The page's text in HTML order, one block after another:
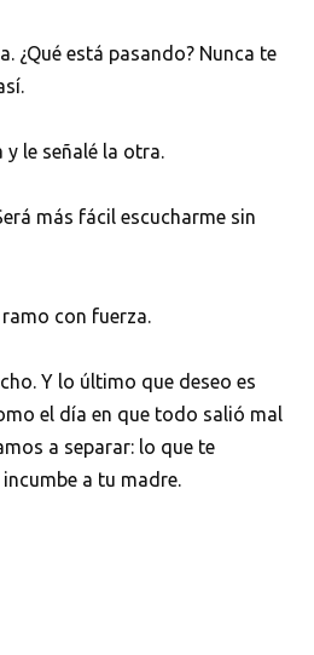
¿Qué está pasando? Nunca te
y le señalé la otra.
más fácil escucharme sin
con fuerza.
Y lo último que deseo es
el día en que todo salió mal
a separar: lo que te
a tu madre.